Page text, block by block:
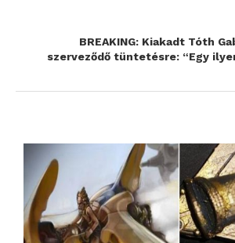
BREAKING: Kiakadt Tóth
szerveződő tüntetésre: “Egy